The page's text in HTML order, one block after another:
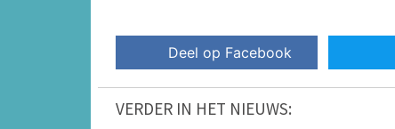
Deel op Facebook
VERDER IN HET NIEUWS: